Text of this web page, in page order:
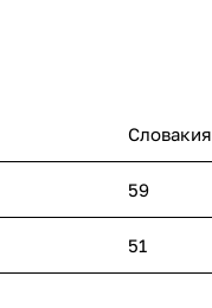
Словакия
59
51